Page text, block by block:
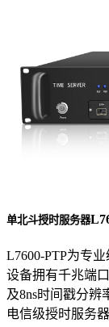
单北斗授时服务器
L7600-PTP为专业
设备拥有千兆端
及8ns时间戳分辨
电信级授时服务